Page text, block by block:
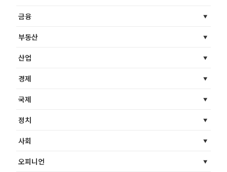
금융
부동산
산업
경제
국제
정치
사회
오피니언